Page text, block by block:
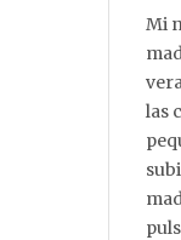
Mi
las